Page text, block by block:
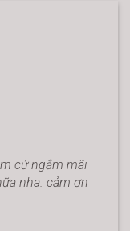
cứ ngắm mãi
nha. cảm ơn